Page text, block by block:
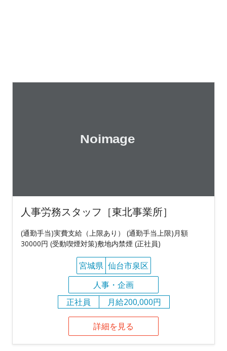
人事労務スタッフ［東北事業所］
(通勤手当)実費支給（上限あり） (通勤手当上限)月額
30000円 (受動喫煙対策)敷地内禁煙 (正社員)
宮城県 仙台市泉区
人事・企画
正社員
月給200,000円
詳細を見る